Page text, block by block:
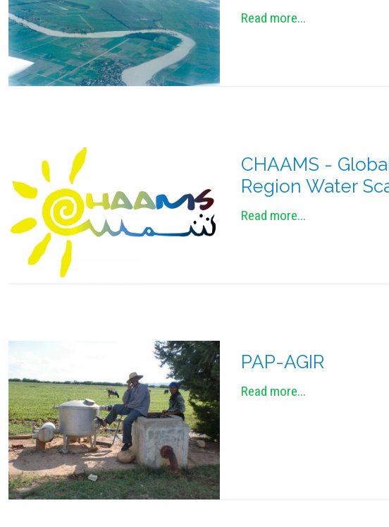
Read more...
CHAAMS -
Region Water
Read more...
PAP-AGIR
Read more...